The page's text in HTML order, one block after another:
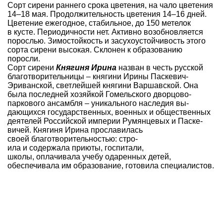
Сорт сирени раннего срока цветения, на­ чало цветения
14–18 мая. Продол­жительность цветения 14–16 дней.
Цветение ежегодное, стабильное, до 150 метелок
в кусте. Периодично­сти нет. Активно возобновляется
по­рослью. Зимостойкость и засухо­устойчивость этого
сорта сирени высокая. Склонен к об­разованию
поросли.
Сорт сирени Княгиня Ирина назван в честь русской
благотворительницы – кня­гини Ирины Паскевич­
Эриванской, светлейшей княгини Варшавской. Она
была последней хозяйкой Го­мельского дворцово­
паркового ан­самбля – уникального наследия вы­
дающихся государственных, военных и общественных
деятелей Россий­ской империи Румянцевых и Паске­
вичей. Княгиня Ирина прославилась
своей благотворительностью: стро­
ила и содержала приюты, госпита­ли,
школы, оплачивала учебу одарен­ных детей,
обеспечивала им образова­ние, готовила специалистов.